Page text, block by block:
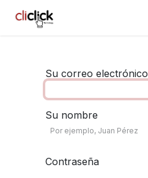
Ir al contenido
Su correo electrónico
Su nombre
Contraseña